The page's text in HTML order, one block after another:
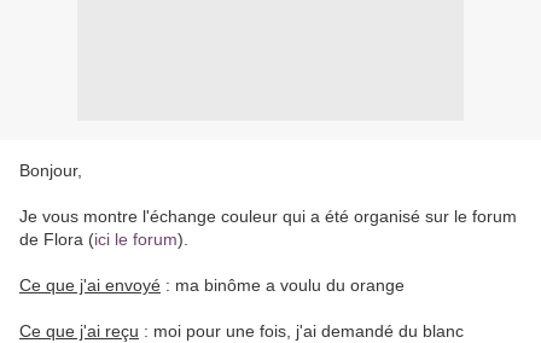
Bonjour,
Je vous montre l'échange couleur qui a été organisé sur le forum
de Flora (ici le forum).
Ce que j'ai envoyé : ma binôme a voulu du orange
Ce que j'ai reçu : moi pour une fois, j'ai demandé du blanc